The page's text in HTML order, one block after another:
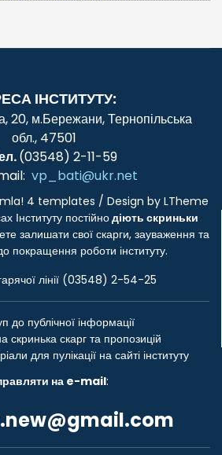
ІНСТИТУТУ:
20, м.Бережани, Тернопільська
обл., 47501
(03548) 2-11-59
vp_bati@ukr.net
4 templates / Design by LTheme
Інституту постійнодіють скриньки
залишати свої скарги, зауваження та
покращення роботи інституту.
лінії (03548) 2-54-25
до публічної інформації
скринька скарг та пропозицій
для пулікації на сайті інституту
на e-mail: